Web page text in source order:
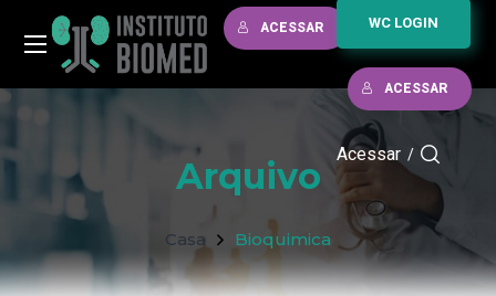
ACESSAR WC LOGIN
ACESSAR
Acessar /
Arquivo
Casa Bioquimica